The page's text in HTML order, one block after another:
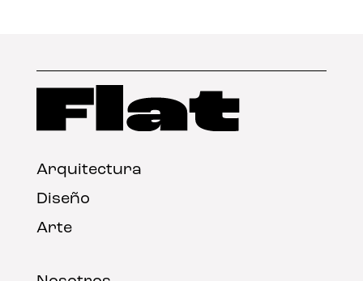
Arquitectura
Diseño
Arte